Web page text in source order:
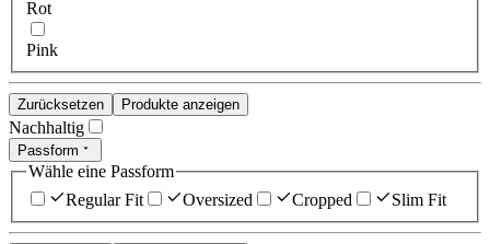
Rot
Pink
Zurücksetzen Produkte anzeigen
Nachhaltig
Passform
Wähle eine Passform
Regular Fit
Oversized Cropped Slim Fit